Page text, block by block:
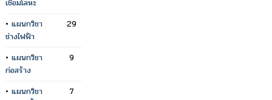
เชื่อมโลหะ
• แผนกวิชา
ช่างไฟฟ้า
29
• แผนกวิชา
ก่อสร้าง
9
• แผนกวิชา
7